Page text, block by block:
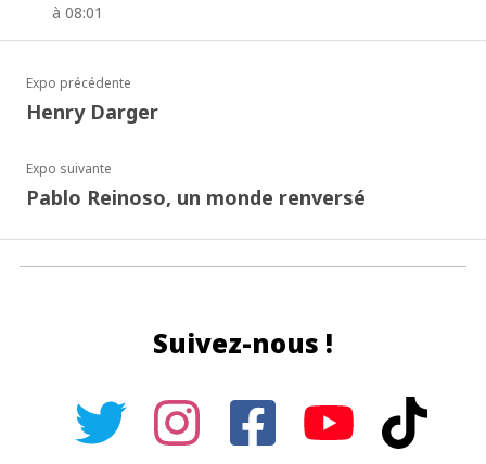
à 08:01
Expo précédente
Henry Darger
Expo suivante
Pablo Reinoso, un monde renversé
Suivez-nous !